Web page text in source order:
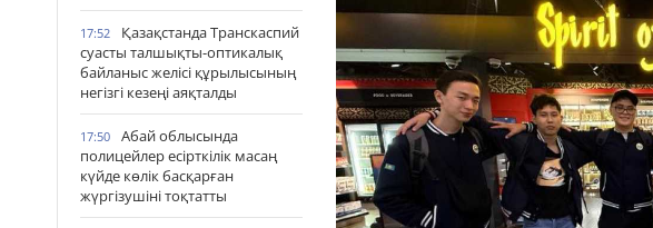
17:52
Қазақстанда Транскаспий
суасты талшықты-оптикалық
байланыс желісі құрылысының
негізгі кезеңі аяқталды
17:50
Абай облысында
полицейлер есірткілік масаң
күйде көлік басқарған
жүргізушіні тоқтатты